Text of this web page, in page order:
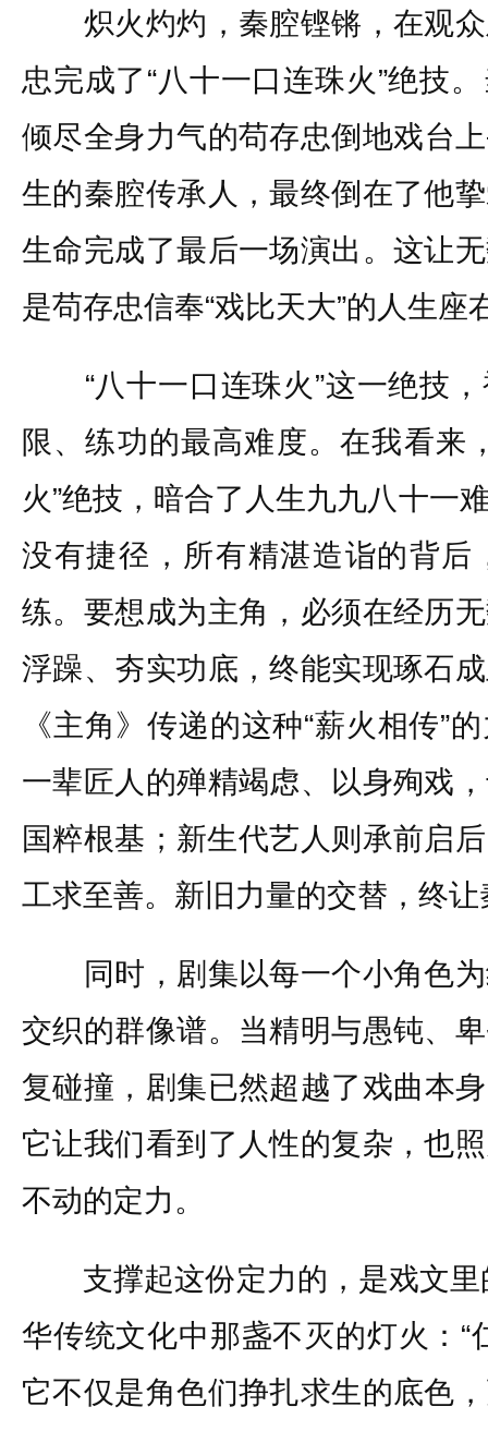
炽火灼灼，秦腔铿锵，在观众
忠完成了“八十一口连珠火”绝技
倾尽全身力气的苟存忠倒地戏台
生的秦腔传承人，最终倒在了他
生命完成了最后一场演出。这让
是苟存忠信奉“戏比天大”的人生座
“八十一口连珠火”这一绝技，
限、练功的最高难度。在我看来
火”绝技，暗合了人生九九八十一
没有捷径，所有精湛造诣的背后
练。要想成为主角，必须在经历
浮躁、夯实功底，终能实现琢石
《主角》传递的这种“薪火相传”
一辈匠人的殚精竭虑、以身殉戏
国粹根基；新生代艺人则承前启
工求至善。新旧力量的交替，终
同时，剧集以每一个小角色为
交织的群像谱。当精明与愚钝、
复碰撞，剧集已然超越了戏曲本
它让我们看到了人性的复杂，也
不动的定力。
支撑起这份定力的，是戏文里
华传统文化中那盏不灭的灯火：“
它不仅是角色们挣扎求生的底色